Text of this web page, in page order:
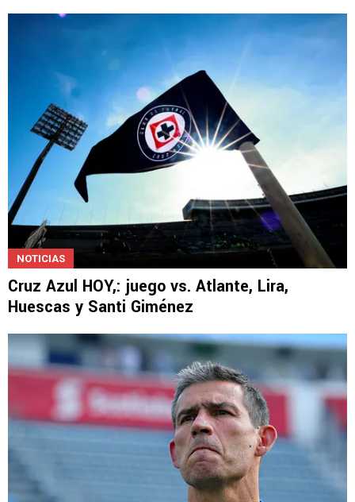
NOTICIAS
Cruz Azul HOY,: juego vs. Atlante, Lira,
Huescas y Santi Giménez